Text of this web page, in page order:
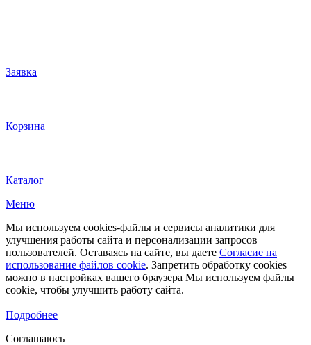
Заявка
Корзина
Каталог
Меню
Мы используем cookies-файлы и сервисы аналитики для
улучшения работы сайта и персонализации запросов
пользователей. Оставаясь на сайте, вы даете Согласие на
использование файлов cookie. Запретить обработку cookies
можно в настройках вашего браузера Мы используем файлы
cookie, чтобы улучшить работу сайта.
Подробнее
Соглашаюсь